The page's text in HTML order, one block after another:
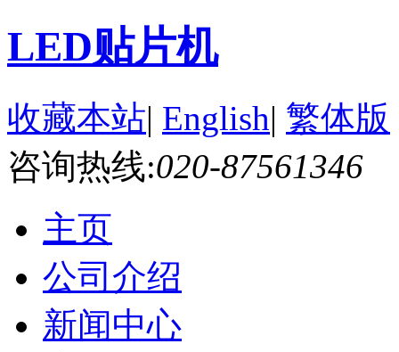
LED贴片机
收藏本站| English| 繁体版
咨询热线:020-87561346
主页
公司介绍
新闻中心